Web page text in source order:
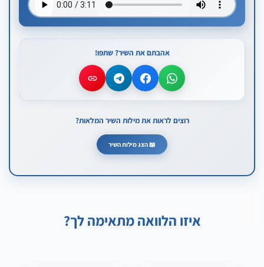
3,000 400,000 המשך
אהבתם את השיר? שתפו!
רוצים לראות את מילות השיר המלאות?
📖 הצג מילות השיר
איזו הלוואה מתאימה לך?